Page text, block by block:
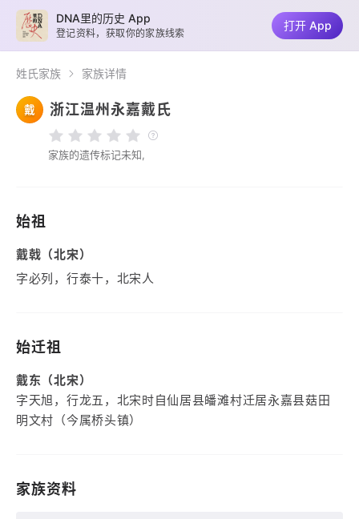
姓氏家族 家族详情
戴 浙江温州永嘉戴氏
家族的遗传标记未知,
始祖
戴戟（北宋）
字必列，行泰十，北宋人
始迁祖
戴东（北宋）
字天旭，行龙五，北宋时自仙居县皤滩村迁居永嘉县菇田
明文村（今属桥头镇）
家族资料
DNA里的历史 App
登记资料，获取你的家族线索
打开 App